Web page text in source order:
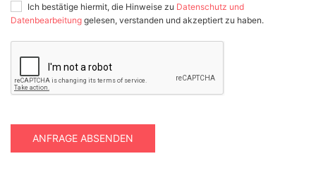
Ich bestätige hiermit, die Hinweise zu Datenschutz und
Datenbearbeitung gelesen, verstanden und akzeptiert zu haben.
ANFRAGE ABSENDEN